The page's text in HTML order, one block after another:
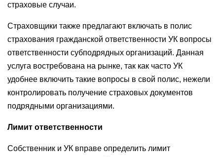
страховые случаи.
Страховщики также предлагают включать в полис
страхования гражданской ответственности УК вопросы
ответственности субподрядных организаций. Данная
услуга востребована на рынке, так как часто УК
удобнее включить такие вопросы в свой полис, нежели
контролировать получение страховых документов
подрядными организациями.
Лимит ответственности
Собственник и УК вправе определить лимит